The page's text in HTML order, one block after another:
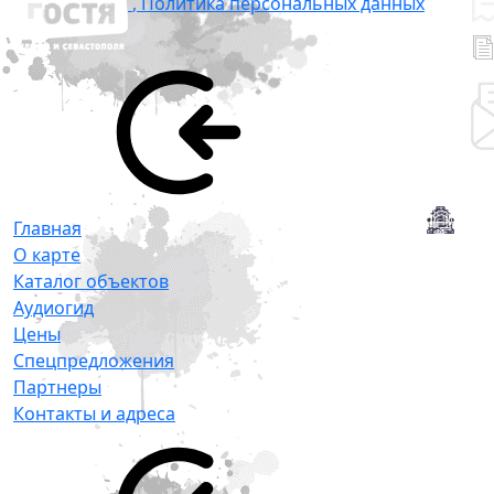
Главная
О карте
Каталог объектов
Аудиогид
Цены
Спецпредложения
Партнеры
Контакты и адреса